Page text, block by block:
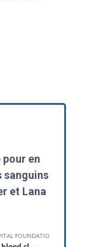
en
sanguins
et Lana